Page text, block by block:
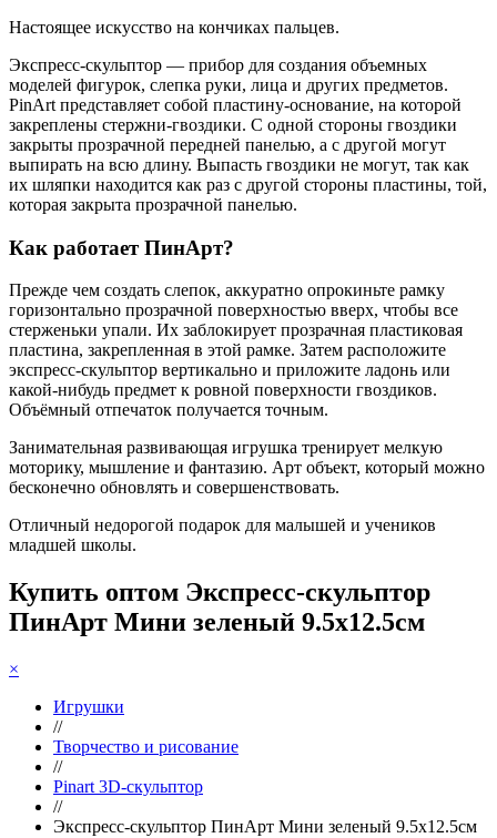
Настоящее искусство на кончиках пальцев.
Экспресс-скульптор — прибор для создания объемных
моделей фигурок, слепка руки, лица и других предметов.
PinArt представляет собой пластину-основание, на которой
закреплены стержни-гвоздики. С одной стороны гвоздики
закрыты прозрачной передней панелью, а с другой могут
выпирать на всю длину. Выпасть гвоздики не могут, так как
их шляпки находится как раз с другой стороны пластины, той,
которая закрыта прозрачной панелью.
Как работает ПинАрт?
Прежде чем создать слепок, аккуратно опрокиньте рамку
горизонтально прозрачной поверхностью вверх, чтобы все
стерженьки упали. Их заблокирует прозрачная пластиковая
пластина, закрепленная в этой рамке. Затем расположите
экспресс-скульптор вертикально и приложите ладонь или
какой-нибудь предмет к ровной поверхности гвоздиков.
Объёмный отпечаток получается точным.
Занимательная развивающая игрушка тренирует мелкую
моторику, мышление и фантазию. Арт объект, который можно
бесконечно обновлять и совершенствовать.
Отличный недорогой подарок для малышей и учеников
младшей школы.
Купить оптом Экспресс-скульптор
ПинАрт Мини зеленый 9.5х12.5см
×
Игрушки
//
Творчество и рисование
//
Pinart 3D-скульптор
//
Экспресс-скульптор ПинАрт Мини зеленый 9.5х12.5см